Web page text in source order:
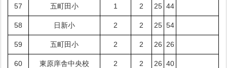
57 五町田小 1 2 25 44
58 日新小 2 2 25 54
59 五町田小 2 2 26 26
60 東原庠舎中央校 2 2 26 40